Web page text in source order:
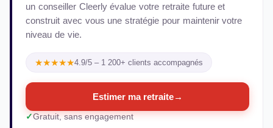
un conseiller Cleerly évalue votre retraite future et
construit avec vous une stratégie pour maintenir votre
niveau de vie.
★★★★★4.9/5 – 1 200+ clients accompagnés
Estimer ma retraite→
Gratuit, sans engagement